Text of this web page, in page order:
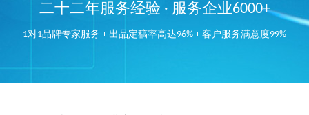
二十二年服务经验 · 服务企业6000+
1对1品牌专家服务 + 出品定稿率高达96% + 客户服务满意度99%